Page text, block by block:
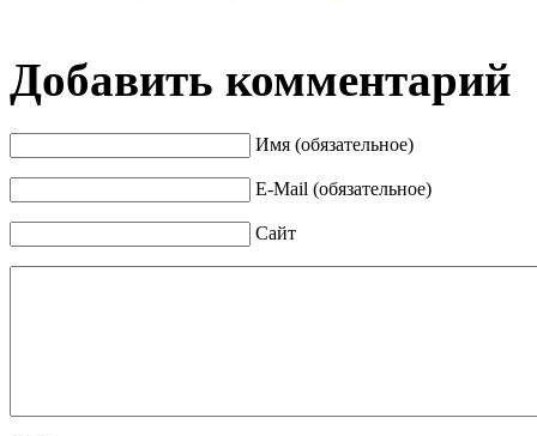
Добавить комментарий
Имя (обязательное)
E-Mail (обязательное)
Сайт